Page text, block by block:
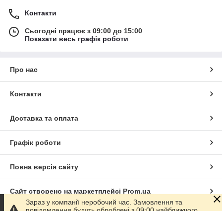
Контакти
Сьогодні працює з 09:00 до 15:00
Показати весь графік роботи
Про нас
Контакти
Доставка та оплата
Графік роботи
Повна версія сайту
Сайт створено на маркетплейсі Prom.ua
Зараз у компанії неробочий час. Замовлення та